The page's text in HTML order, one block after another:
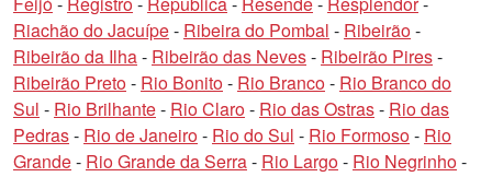
Riachão do Jacuípe- Ribeira do Pombal - Ribeirão-
Ribeirão da Ilha- Ribeirão das Neves- Ribeirão Pires-
Ribeirão Preto- Rio Bonito- Rio Branco- Rio Branco do
Sul - Rio Brilhante- Rio Claro- Rio das Ostras- Rio das
Pedras- Rio de Janeiro- Rio do Sul - Rio Formoso- Rio
Grande- Rio Grande da Serra- Rio Largo- Rio Negrinho-